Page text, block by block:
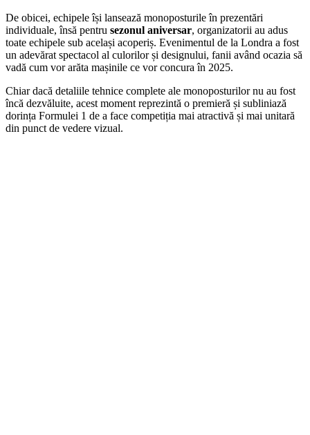
De obicei, echipele își lansează monoposturile în prezentări
individuale, însă pentru sezonul aniversar, organizatorii au adus
toate echipele sub același acoperiș. Evenimentul de la Londra a fost
un adevărat spectacol al culorilor și designului, fanii având ocazia să
vadă cum vor arăta mașinile ce vor concura în 2025.
Chiar dacă detaliile tehnice complete ale monoposturilor nu au fost
încă dezvăluite, acest moment reprezintă o premieră și subliniază
dorința Formulei 1 de a face competiția mai atractivă și mai unitară
din punct de vedere vizual.